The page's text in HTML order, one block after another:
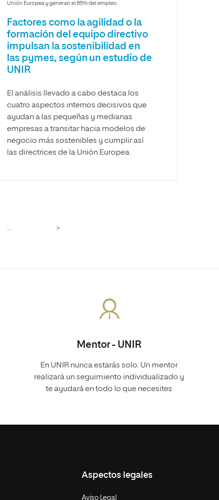
Unión Europea y generan el 65% del empleo.
Factores como la agilidad o la
formación del equipo directivo
impulsan la sostenibilidad en
las pymes, según un estudio de
UNIR
El análisis llevado a cabo destaca los
cuatro aspectos internos decisivos que
ayudan a las pequeñas y medianas
empresas a transitar hacia modelos de
negocio más sostenibles y cumplir así
las directrices de la Unión Europea.
… >
Mentor - UNIR
En UNIR nunca estarás solo. Un mentor
realizará un seguimiento individualizado y
te ayudará en todo lo que necesites
Aspectos legales
Aviso Legal